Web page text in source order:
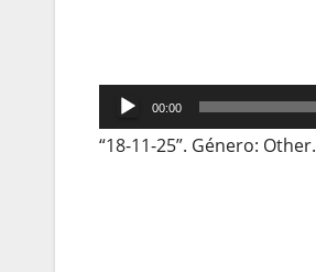
Reprodutor
de
00:00
“18-11-25”. Género: Other.